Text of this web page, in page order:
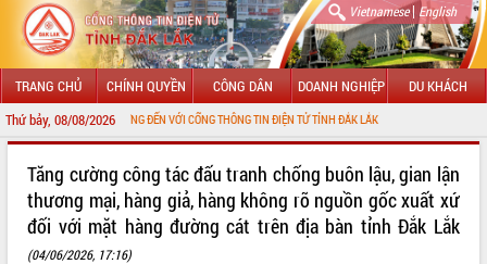
Vietnamese| English
TRANG CHỦ CHÍNH QUYỀN CÔNG DÂN DOANH NGHIỆP DU KHÁCH
Thứ bảy, 08/08/2026
CHÀO MỪNG ĐẾN VỚI CỔNG THÔNG TIN ĐIỆN TỬ TỈNH ĐẮK LẮK
LÃNH ĐẠO UBND TỈNH
TIN TỨC SỰ KIỆN
Tăng cường công tác đấu tranh chống buôn lậu, gian lận
thương mại, hàng giả, hàng không rõ nguồn gốc xuất xứ
đối với mặt hàng đường cát trên địa bàn tỉnh Đắk Lắk
(04/06/2026, 17:16)